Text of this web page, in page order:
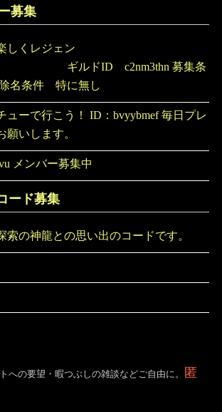
募集
くレジェン
ID c2nm3thn 募集条
名条件 特に無し
ューで行こう！ ID：bvyybmef 毎日プレ
願いします。
メンバー募集中
ード募集
索の神龍との思い出のコードです。
への要望・暇つぶしの雑談などご自由に。
匿